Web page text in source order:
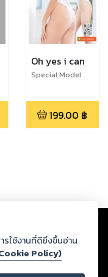
Oh yes i can
Special Model
199.00 ฿
ากฏว่าละเมิดสิทธิใน
และศีลธรรม ดังนั้น ผู้อ่าน
เอง และหากท่านพบว่าส่วน
ยังบริษัท เพื่อทีมงานจะได้
รใช้งานที่ดียิ่งขึ้นอ่าน
Policy)